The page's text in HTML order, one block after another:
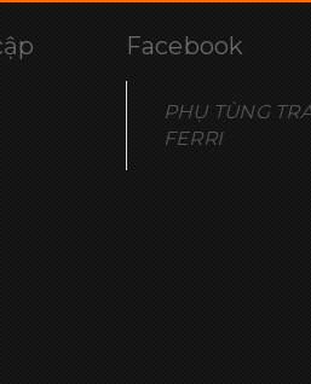
Facebook
PHỤ TÙNG
FERRI